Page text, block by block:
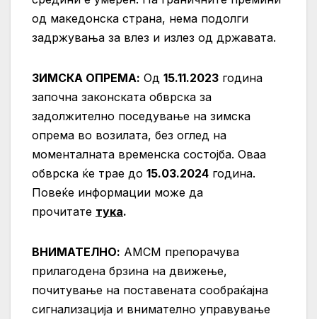
од македонска страна, нема подолги
задржувања за влез и излез од државата.
ЗИМСКА ОПРЕМА: Од 15.11.2023 година
започна законската обврска за
задолжително поседување на зимска
опрема во возилата, без оглед на
моменталната временска состојба. Оваа
обврска ќе трае до 15.03.2024 година.
Повеќе информации може да
прочитате тука.
ВНИМАТЕЛНО: АМСМ препорачува
прилагодена брзина на движење,
почитување на поставената сообраќајна
сигнализација и внимателно управување